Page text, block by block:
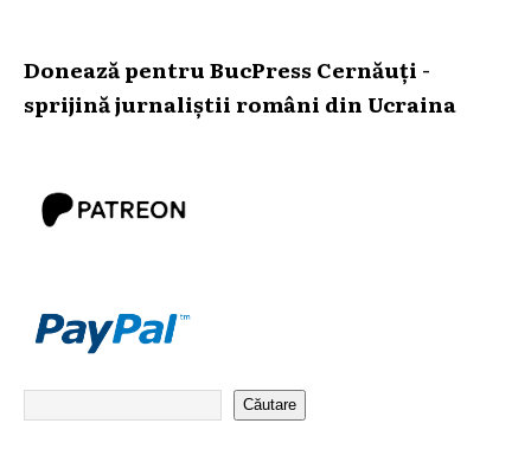
Donează pentru BucPress Cernăuți -
sprijină jurnaliștii români din Ucraina
Căutare